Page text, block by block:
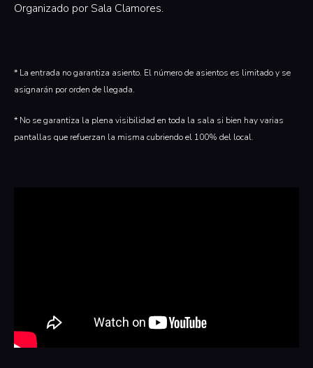
Organizado por Sala Clamores.
* La entrada no garantiza asiento. El número de asientos es limitado y se
asignarán por orden de llegada.
* No se garantiza la plena visibilidad en toda la sala si bien hay varias
pantallas que refuerzan la misma cubriendo el 100% del local.